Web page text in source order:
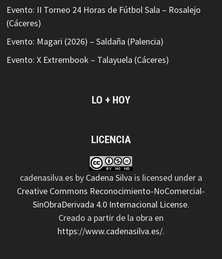
Evento: II Torneo 24 Horas de Fútbol Sala – Rosalejo
(Cáceres)
Evento: Magari (2026) – Saldaña (Palencia)
Evento: X Extrembook – Talayuela (Cáceres)
LO + HOY
LICENCIA
cadenasilva.es by Cadena Silva is licensed under a
Creative Commons Reconocimiento-NoComercial-
SinObraDerivada 4.0 Internacional License.
Creado a partir de la obra en
https://www.cadenasilva.es/.